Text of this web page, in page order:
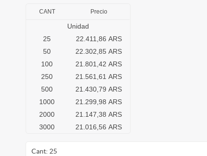
CANT Precio
Unidad
25
22.411,86 ARS
50
22.302,85 ARS
100
21.801,42 ARS
250
21.561,61 ARS
500
21.430,79 ARS
1000
21.299,98 ARS
2000
21.147,38 ARS
3000
21.016,56 ARS
Cant: 25